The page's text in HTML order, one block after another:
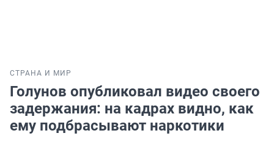
СТРАНА И МИР
Голунов опубликовал видео своего
задержания: на кадрах видно, как
ему подбрасывают наркотики